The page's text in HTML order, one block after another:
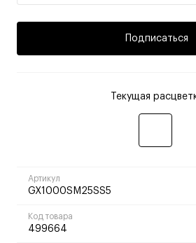
Подписаться
Текущая
Артикул
GX1000SM25SS5
Код товара
499664